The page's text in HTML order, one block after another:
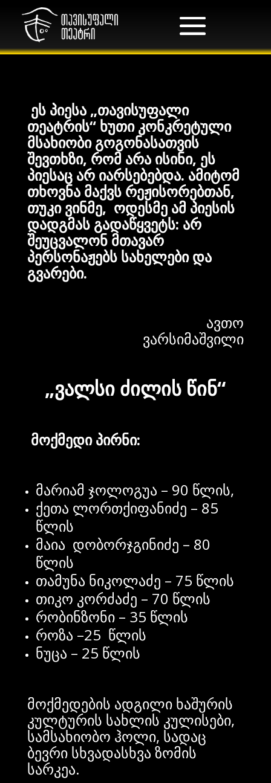
ეს პიესა„თავისუფალი
თეატრის“ ხუთი კონკრეტული
მსახიობი გოგონასათვის
შევთხზი, რომ არა ისინი, ეს
პიესაც არ იარსებებდა. ამიტომ
თხოვნა მაქვს რეჟისორებთან,
თუკი ვინმე,ოდესმე ამ პიესის
დადგმას გადაწყვეტს: არ
შეუცვალონ მთავარ
პერსონაჟებს სახელები და
გვარები.
ავთო
ვარსიმაშვილი
„ვალსი ძილის წინ“
მოქმედი პირნი:
მარიამ ჯოლოგუა – 90 წლის,
ქეთა ლორთქიფანიძე – 85
წლის
მაია დობორჯგინიძე – 80
წლის
თამუნა ნიკოლაძე – 75 წლის
თიკო კორძაძე – 70 წლის
რობინზონი – 35 წლის
როზა –25 წლის
ნუცა – 25 წლის
მოქმედების ადგილი ხაშურის
კულტურის სახლის კულისები,
სამსახიობო ჰოლი, სადაც
ბევრი სხვადასხვა ზომის
სარკეა.